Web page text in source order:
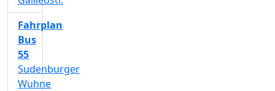
Fahrplan
Bus
55
Sudenburger
Wuhne